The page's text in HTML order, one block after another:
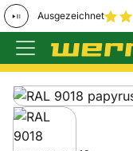
Ausgezeichnet
Zum
Produktgalerie
Zur Kaufbox